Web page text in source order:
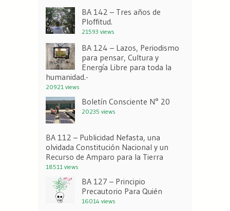
BA 142 – Tres años de
Ploffitud.
21593 views
BA 124 – Lazos, Periodismo
para pensar, Cultura y
Energía Libre para toda la
humanidad.-
20921 views
Boletín Consciente N° 20
20235 views
BA 112 – Publicidad Nefasta, una
olvidada Constitución Nacional y un
Recurso de Amparo para la Tierra
18511 views
BA 127 – Principio
Precautorio Para Quién
16014 views